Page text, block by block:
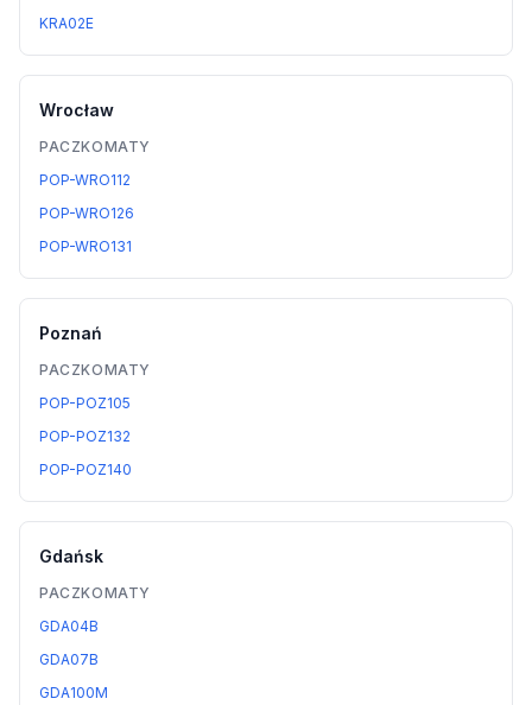
KRA02E
Wrocław
PACZKOMATY
POP-WRO112
POP-WRO126
POP-WRO131
Poznań
PACZKOMATY
POP-POZ105
POP-POZ132
POP-POZ140
Gdańsk
PACZKOMATY
GDA04B
GDA07B
GDA100M